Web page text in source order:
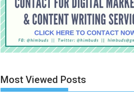
Most Viewed Posts